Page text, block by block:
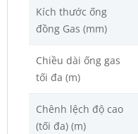
Kích thước ống
đồng Gas (mm)
Chiều dài ống gas
tối đa (m)
Chênh lệch độ cao
(tối đa) (m)